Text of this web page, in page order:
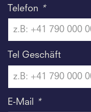
Telefon *
Tel Geschäft
E-Mail *